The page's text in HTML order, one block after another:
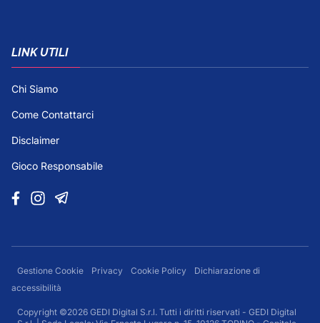
LINK UTILI
Chi Siamo
Come Contattarci
Disclaimer
Gioco Responsabile
Gestione Cookie Privacy Cookie Policy
Dichiarazione di
accessibilità
Copyright ©2026 GEDI Digital S.r.l. Tutti i diritti riservati - GEDI Digital